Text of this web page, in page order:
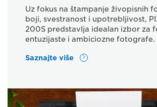
Uz fokus na štampanje živopisnih
boji, svestranost i upotrebljivost,
200S predstavlja idealan izbor za
entuzijaste i ambiciozne fotografe.
Saznajte više